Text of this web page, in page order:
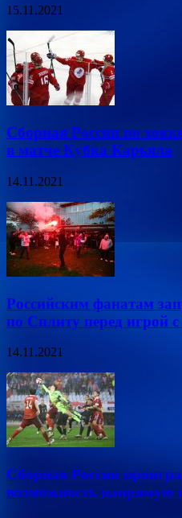
15.11.2021
Сборная России по
в матче Кубка Карьяла
14.11.2021
Российским фанатам
по Сплиту перед игрой
14.11.2021
Сборная России
возможность напрямую